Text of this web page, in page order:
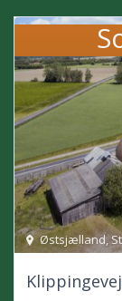
Østsjælland,